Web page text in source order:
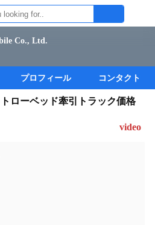
Co., Ltd.
プロフィール コンタクト
ローベッド牽引トラック価格
video